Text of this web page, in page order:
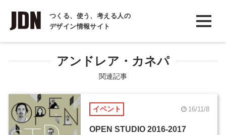
つくる、使う、考える人の
デザイン情報サイト
INTERVIEW
インタビュー
REPORT
COLUMN
コラム
アンドレア・カネパ
関連記事
イベント 16/11/8
OPEN STUDIO 2016-2017